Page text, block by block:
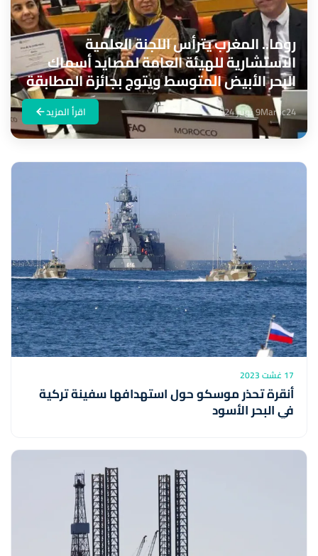
روما.. المغرب يترأس اللجنة العلمية
الاستشارية للهيئة العامة لمصايد أسماك
البحر الأبيض المتوسط ويتوج بجائزة المطابقة
Maroc249 نونبر 2024 اقرأ المزيد
17 غشت 2023
أنقرة تحذر موسكو حول استهدافها سفينة تركية
في البحر الأسود